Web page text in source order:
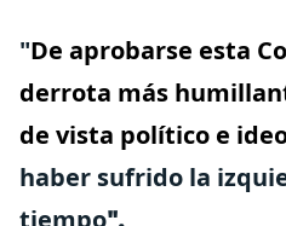
"De aprobarse esta
derrota más
de vista político e
haber sufrido la
tiempo".